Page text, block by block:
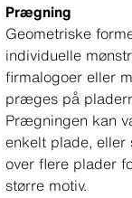
Prægning
Geometriske
individuelle
firmalogoer eller
præges på
Prægningen kan
enkelt plade,
over flere plader
større motiv.